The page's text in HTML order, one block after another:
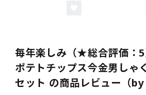
毎年楽しみ（★総合評価：5
ポテトチップス今金男し
セット の商品レビュー（by